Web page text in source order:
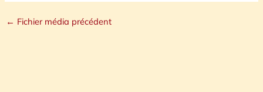
← Fichier média précédent